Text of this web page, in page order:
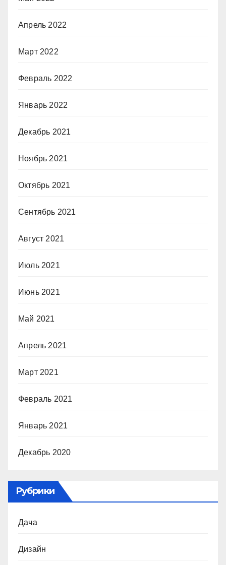
Апрель 2022
Март 2022
Февраль 2022
Январь 2022
Декабрь 2021
Ноябрь 2021
Октябрь 2021
Сентябрь 2021
Август 2021
Июль 2021
Июнь 2021
Май 2021
Апрель 2021
Март 2021
Февраль 2021
Январь 2021
Декабрь 2020
Рубрики
Дача
Дизайн